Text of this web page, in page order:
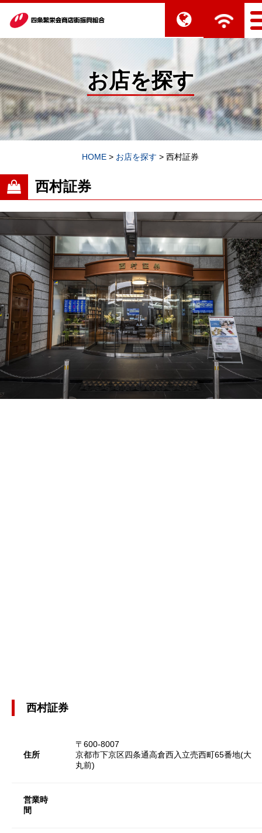
お店を探す
HOME > お店を探す > 西村証券
西村証券
西村証券
住所
〒600-8007
京都市下京区四条通高倉西入立売西町65番地(大
丸前)
営業時
間